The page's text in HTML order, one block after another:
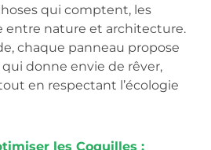
qui comptent, les
entre nature et architecture.
chaque panneau propose
donne envie de rêver,
en respectant l’écologie
les Coquilles :